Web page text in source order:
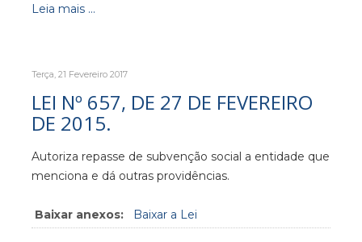
Leia mais ...
Terça, 21 Fevereiro 2017
LEI Nº 657, DE 27 DE FEVEREIRO
DE 2015.
Autoriza repasse de subvenção social a entidade que
menciona e dá outras providências.
Baixar anexos: Baixar a Lei